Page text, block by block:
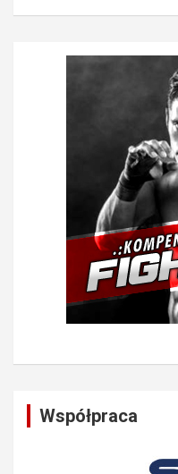
Współpraca